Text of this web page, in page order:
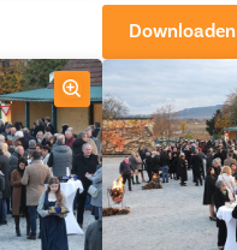
Downloaden